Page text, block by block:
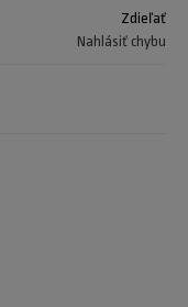
Zdieľať
Nahlásiť chybu